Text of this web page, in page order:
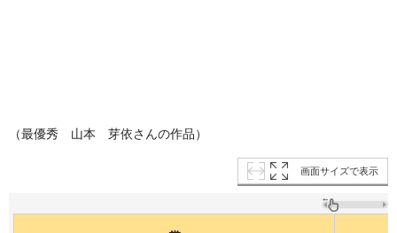
（最優秀 山本 芽依さんの作品）
画面サイズで表示